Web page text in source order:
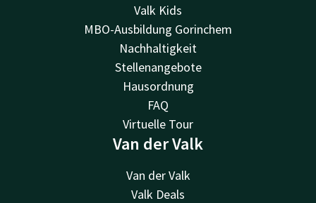
Valk Kids
MBO-Ausbildung Gorinchem
Nachhaltigkeit
Stellenangebote
Hausordnung
FAQ
Virtuelle Tour
Van der Valk
Van der Valk
Valk Deals